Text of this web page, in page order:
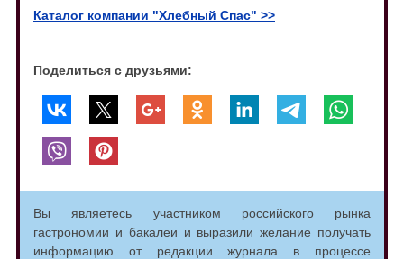
Каталог компании "Хлебный Спас" >>
Поделиться с друзьями:
Вы являетесь участником российского рынка
гастрономии и бакалеи и выразили желание получать
информацию от редакции журнала в процессе